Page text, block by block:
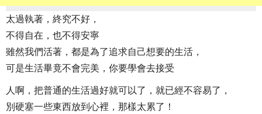
太過執著，終究不好，
不得自在，也不得安寧
雖然我們活著，都是為了追求自己想要的生活，
可是生活畢竟不會完美，你要學會去接受
人啊，把普通的生活過好就可以了，就已經不容易了，
別硬塞一些東西放到心裡，那樣太累了！